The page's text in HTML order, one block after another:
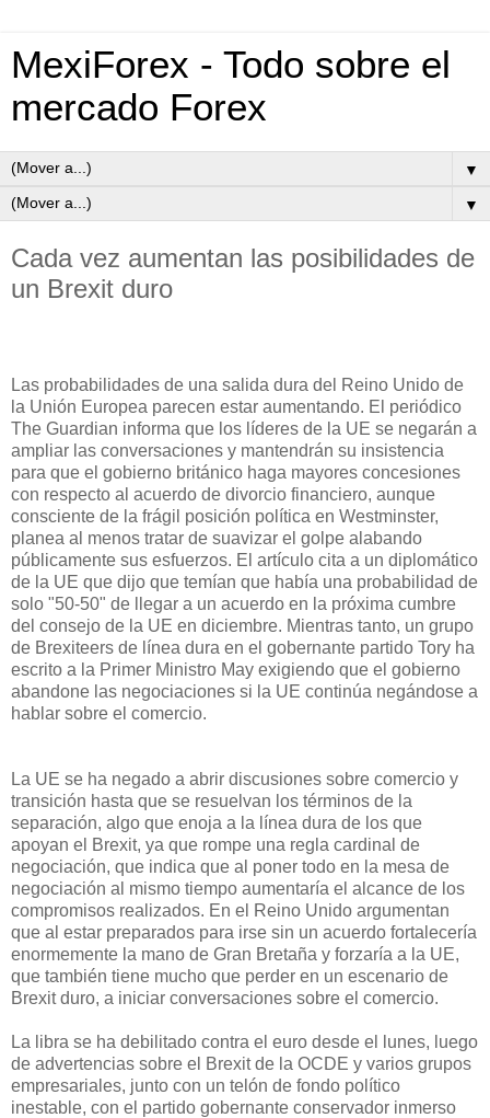
MexiForex - Todo sobre el
mercado Forex
▼
▼
Cada vez aumentan las posibilidades de
un Brexit duro
Las probabilidades de una salida dura del Reino Unido de
la Unión Europea parecen estar aumentando. El periódico
The Guardian informa que los líderes de la UE se negarán a
ampliar las conversaciones y mantendrán su insistencia
para que el gobierno británico haga mayores concesiones
con respecto al acuerdo de divorcio financiero, aunque
consciente de la frágil posición política en Westminster,
planea al menos tratar de suavizar el golpe alabando
públicamente sus esfuerzos. El artículo cita a un diplomático
de la UE que dijo que temían que había una probabilidad de
solo "50-50" de llegar a un acuerdo en la próxima cumbre
del consejo de la UE en diciembre. Mientras tanto, un grupo
de Brexiteers de línea dura en el gobernante partido Tory ha
escrito a la Primer Ministro May exigiendo que el gobierno
abandone las negociaciones si la UE continúa negándose a
hablar sobre el comercio.
La UE se ha negado a abrir discusiones sobre comercio y
transición hasta que se resuelvan los términos de la
separación, algo que enoja a la línea dura de los que
apoyan el Brexit, ya que rompe una regla cardinal de
negociación, que indica que al poner todo en la mesa de
negociación al mismo tiempo aumentaría el alcance de los
compromisos realizados. En el Reino Unido argumentan
que al estar preparados para irse sin un acuerdo fortalecería
enormemente la mano de Gran Bretaña y forzaría a la UE,
que también tiene mucho que perder en un escenario de
Brexit duro, a iniciar conversaciones sobre el comercio.
La libra se ha debilitado contra el euro desde el lunes, luego
de advertencias sobre el Brexit de la OCDE y varios grupos
empresariales, junto con un telón de fondo político
inestable, con el partido gobernante conservador inmerso